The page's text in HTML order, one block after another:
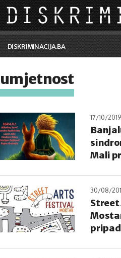
Skip to main content
DISKRIMINACIJA.BA
Vijesti i događaji
Kolumne
Lične priče
Saradnja sa medijima
Pretraga
umjetnost
17/10/2019
Mali
30/08/
Street